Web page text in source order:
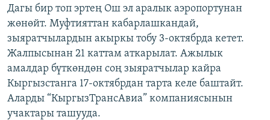
ЭЖЕ-СИҢДИЛЕР
ЫҢГАЙСЫЗ СУРООЛОР
ОНЛАЙН ШЕРИНЕ
ЭЕ/АРнун бардык сайттары
Дагы бир топ эртең Ош эл аралык аэропортунан
жөнөйт. Муфтияттан кабарлашкандай,
зыяратчылардын акыркы тобу 3-октябрда кетет.
Жалпысынан 21 каттам аткарылат. Ажылык
амалдар бүткөндөн соң зыяратчылар кайра
Кыргызстанга 17-октябрдан тарта келе баштайт.
Аларды “КыргызТрансАвиа” компаниясынын
учактары ташууда.